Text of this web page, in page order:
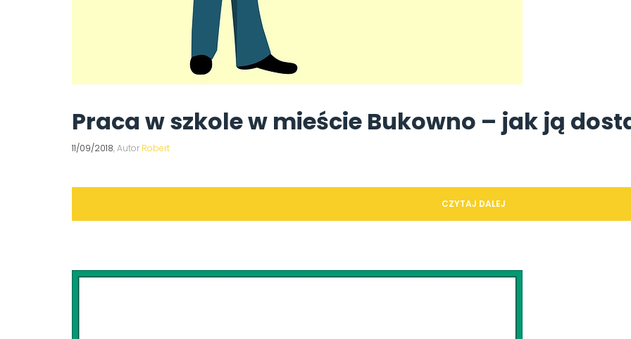
Praca w szkole w mieście Bukowno – jak ją
11/09/2018, Autor Robert
CZYTAJ DALEJ